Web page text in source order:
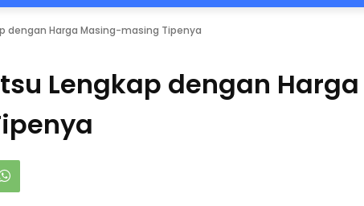
dengan Harga Masing-masing Tipenya
Lengkap dengan Harga